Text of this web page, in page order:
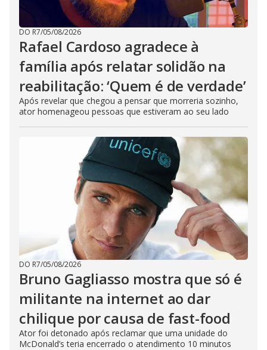
DO R7/05/08/2026
Rafael Cardoso agradece à
família após relatar solidão na
reabilitação: ‘Quem é de verdade’
Após revelar que chegou a pensar que morreria sozinho,
ator homenageou pessoas que estiveram ao seu lado
DO R7/05/08/2026
Bruno Gagliasso mostra que só é
militante na internet ao dar
chilique por causa de fast-food
Ator foi detonado após reclamar que uma unidade do
McDonald’s teria encerrado o atendimento 10 minutos